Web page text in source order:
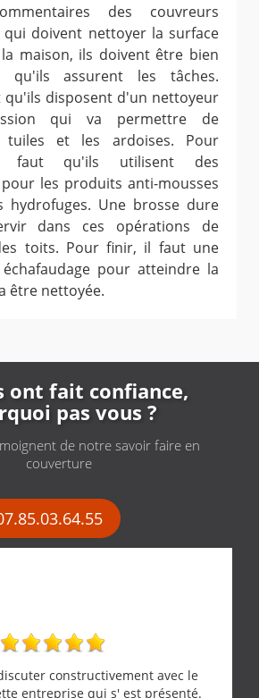
des couvreurs
qui doivent nettoyer la surface
maison, ils doivent être bien
qu'ils assurent les tâches.
qu'ils disposent d'un nettoyeur
qui va permettre de
tuiles et les ardoises. Pour
faut qu'ils utilisent des
les produits anti-mousses
hydrofuges. Une brosse dure
dans ces opérations de
toits. Pour finir, il faut une
pour atteindre la
être nettoyée.
ont fait confiance,
pas vous ?
de notre savoir faire en
couverture
constructivement avec le
entreprise qui s' est présenté.